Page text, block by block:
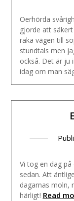
Oerhörda
gjorde att
raka vägen till
stundtals men
också. Det är ju
idag om man
Vi tog en dag
sedan. Att
dagarnas moln,
härligt! Read